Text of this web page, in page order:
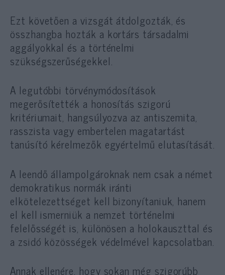
Ezt követően a vizsgát átdolgozták, és
összhangba hozták a kortárs társadalmi
aggályokkal és a történelmi
szükségszerűségekkel.
A legutóbbi törvénymódosítások
megerősítették a honosítás szigorú
kritériumait, hangsúlyozva az antiszemita,
rasszista vagy embertelen magatartást
tanúsító kérelmezők egyértelmű elutasítását.
A leendő állampolgároknak nem csak a német
demokratikus normák iránti
elkötelezettséget kell bizonyítaniuk, hanem
el kell ismerniük a nemzet történelmi
felelősségét is, különösen a holokauszttal és
a zsidó közösségek védelmével kapcsolatban.
Annak ellenére, hogy sokan még szigorúbb